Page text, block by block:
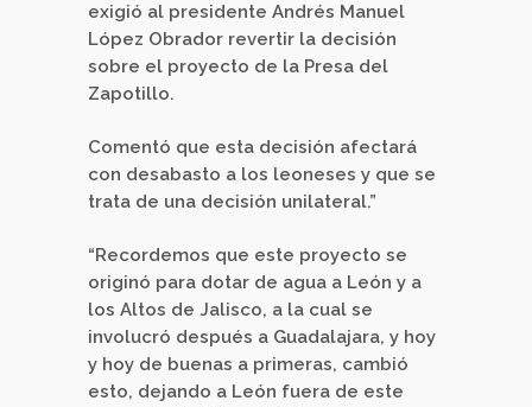
exigió al presidente Andrés Manuel
López Obrador revertir la decisión
sobre el proyecto de la Presa del
Zapotillo.
Comentó que esta decisión afectará
con desabasto a los leoneses y que se
trata de una decisión unilateral.”
“Recordemos que este proyecto se
originó para dotar de agua a León y a
los Altos de Jalisco, a la cual se
involucró después a Guadalajara, y hoy
y hoy de buenas a primeras, cambió
esto, dejando a León fuera de este